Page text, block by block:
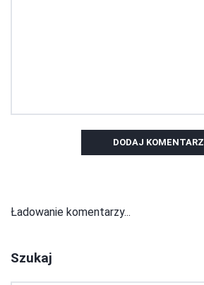
DODAJ KOMENTARZ
Ładowanie komentarzy...
Szukaj